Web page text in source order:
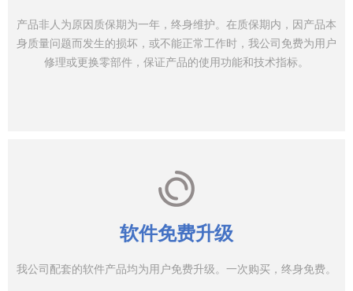
产品非人为原因质保期为一年，终身维护。在质保期内，因产品本
身质量问题而发生的损坏，或不能正常工作时，我公司免费为用户
修理或更换零部件，保证产品的使用功能和技术指标。
软件免费升级
我公司配套的软件产品均为用户免费升级。一次购买，终身免费。